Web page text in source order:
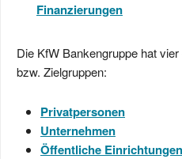
Finanzierungen
Die KfW Bankengruppe hat
bzw. Zielgruppen:
Privatpersonen
Unternehmen
Öffentliche